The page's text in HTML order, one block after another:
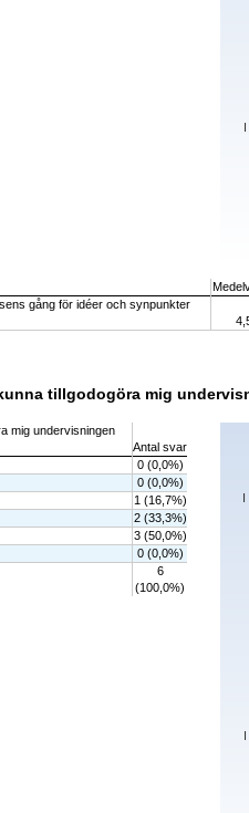
gång för idéer och synpunkter
tillgodogöra mig
mig undervisningen
Antal svar
0 (0,0%)
0 (0,0%)
1 (16,7%)
2 (33,3%)
3 (50,0%)
0 (0,0%)
6
(100,0%)
Chart
I